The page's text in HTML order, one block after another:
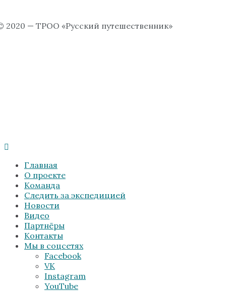
2020 — ТРОО «Русский путешественник»
Главная
О проекте
Команда
Следить за экспедицией
Новости
Видео
Партнёры
Контакты
Мы в соцсетях
Facebook
VK
Instagram
YouTube